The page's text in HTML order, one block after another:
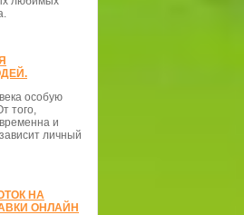
особую
того,
и
личный
НА
ОНЛАЙН